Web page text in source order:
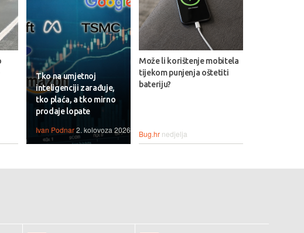
Tko na umjetnoj
inteligenciji zarađuje,
tko plaća, a tko mirno
prodaje lopate
Ivan Podnar2. kolovoza 2026.
Može li korištenje mobitela
tijekom punjenja oštetiti
bateriju?
Bug.hr nedjelja